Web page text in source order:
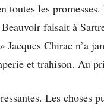
les
faisait à
Jacques Chirac n’a
et trahison. Au
Les choses